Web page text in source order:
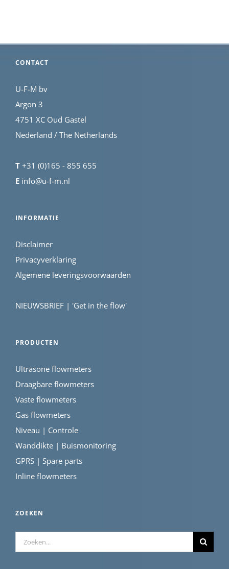
CONTACT
U-F-M bv
Argon 3
4751 XC Oud Gastel
Nederland / The Netherlands
T +31 (0)165 - 855 655
E info@u-f-m.nl
INFORMATIE
Disclaimer
Privacyverklaring
Algemene leveringsvoorwaarden
NIEUWSBRIEF | 'Get in the flow'
PRODUCTEN
Ultrasone flowmeters
Draagbare flowmeters
Vaste flowmeters
Gas flowmeters
Niveau | Controle
Wanddikte | Buismonitoring
GPRS | Spare parts
Inline flowmeters
ZOEKEN
Zoeken
naar: